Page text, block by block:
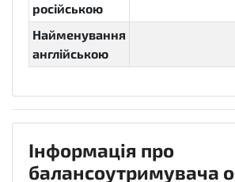
російською
Найменування
англійською
Інформація про
балансоутримувача